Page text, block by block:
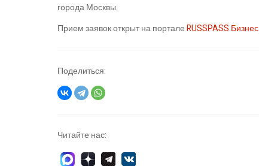
города Москвы.
Прием заявок открыт на порталеRUSSPASS.Бизнес
Поделиться:
Читайте нас: